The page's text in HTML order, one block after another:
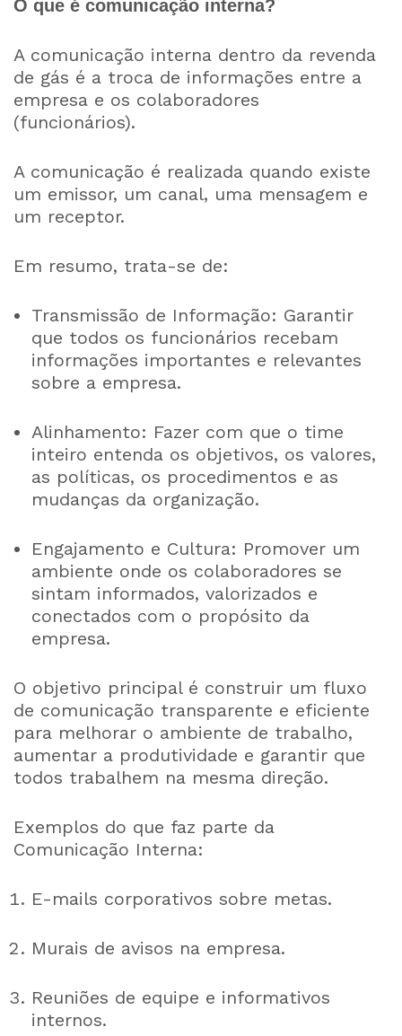
O que é comunicação interna?
A comunicação interna dentro da revenda
de gás é a troca de informações entre a
empresa e os colaboradores
(funcionários).
A comunicação é realizada quando existe
um emissor, um canal, uma mensagem e
um receptor.
Em resumo, trata-se de:
Transmissão de Informação: Garantir
que todos os funcionários recebam
informações importantes e relevantes
sobre a empresa.
Alinhamento: Fazer com que o time
inteiro entenda os objetivos, os valores,
as políticas, os procedimentos e as
mudanças da organização.
Engajamento e Cultura: Promover um
ambiente onde os colaboradores se
sintam informados, valorizados e
conectados com o propósito da
empresa.
O objetivo principal é construir um fluxo
de comunicação transparente e eficiente
para melhorar o ambiente de trabalho,
aumentar a produtividade e garantir que
todos trabalhem na mesma direção.
Exemplos do que faz parte da
Comunicação Interna:
E-mails corporativos sobre metas.
Murais de avisos na empresa.
Reuniões de equipe e informativos
internos.